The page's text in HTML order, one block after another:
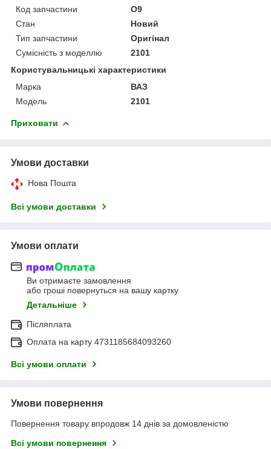
Код запчастини
О9
Стан
Новий
Тип запчастини
Оригінал
Сумісність з моделлю
2101
Користувальницькі характеристики
Марка
ВАЗ
Мoдель
2101
Приховати
Умови доставки
Нова Пошта
Всі умови доставки
Умови оплати
Ви отримаєте замовлення
або гроші повернуться на вашу картку
Детальніше
Післяплата
Оплата на карту 4731185684093260
Всі умови оплати
Умови повернення
Повернення товару впродовж 14 днів за домовленістю
Всі умови повернення